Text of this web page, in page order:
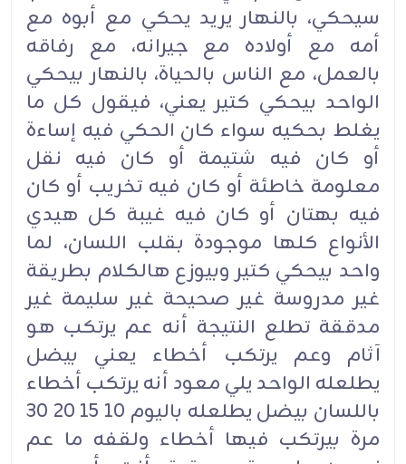
سيحكي، بالنهار يريد يحكي مع أبوه مع
أمه مع أولاده مع جيرانه، مع رفاقه
بالعمل، مع الناس بالحياة، بالنهار بيحكي
الواحد بيحكي كتير يعني، فيقول كل ما
يغلط بحكيه سواء كان الحكي فيه إساءة
أو كان فيه شتيمة أو كان فيه نقل
معلومة خاطئة أو كان فيه تخريب أو كان
فيه بهتان أو كان فيه غيبة كل هيدي
الأنواع كلها موجودة بقلب اللسان، لما
واحد بيحكي كتير وبيوزع هالكلام بطريقة
غير مدروسة غير صحيحة غير سليمة غير
مدققة تطلع النتيجة أنه عم يرتكب هو
آثام وعم يرتكب أخطاء يعني بيضل
يطلعله الواحد يلي معود أنه يرتكب أخطاء
باللسان بيضل يطلعله باليوم 10 15 20 30
مرة بيرتكب فيها أخطاء ولقفه ما عم